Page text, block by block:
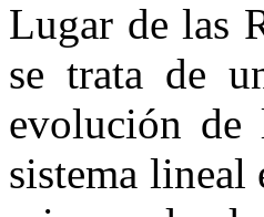
Lugar de las
se trata de
evolución de
sistema lineal